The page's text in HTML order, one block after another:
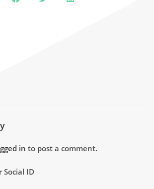
in to post a comment.
ID